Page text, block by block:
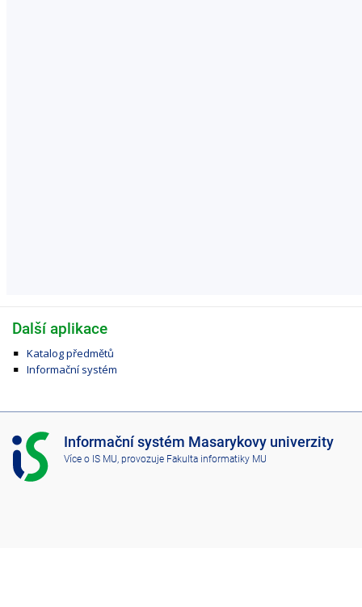
Další aplikace
Katalog předmětů
Informační systém
I
S
M
Informační systém Masarykovy univerzity
Více o IS MU , provozuje Fakulta informatiky MU